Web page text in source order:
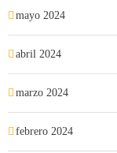
mayo 2024
abril 2024
marzo 2024
febrero 2024